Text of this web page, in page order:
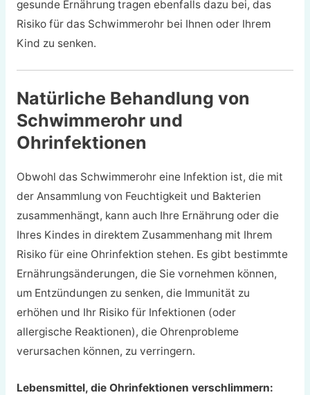
gesunde Ernährung tragen ebenfalls dazu bei, das
Risiko für das Schwimmerohr bei Ihnen oder Ihrem
Kind zu senken.
Natürliche Behandlung von
Schwimmerohr und
Ohrinfektionen
Obwohl das Schwimmerohr eine Infektion ist, die mit
der Ansammlung von Feuchtigkeit und Bakterien
zusammenhängt, kann auch Ihre Ernährung oder die
Ihres Kindes in direktem Zusammenhang mit Ihrem
Risiko für eine Ohrinfektion stehen. Es gibt bestimmte
Ernährungsänderungen, die Sie vornehmen können,
um Entzündungen zu senken, die Immunität zu
erhöhen und Ihr Risiko für Infektionen (oder
allergische Reaktionen), die Ohrenprobleme
verursachen können, zu verringern.
Lebensmittel, die Ohrinfektionen verschlimmern: